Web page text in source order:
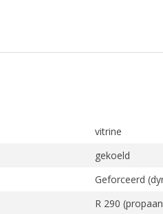
vitrine
gekoeld
Geforceerd
R 290